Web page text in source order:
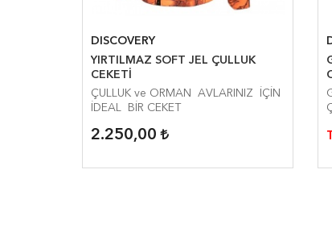
DISCOVERY
YIRTILMAZ SOFT JEL ÇULLUK
CEKETİ
ÇULLUK ve ORMAN AVLARINIZ İÇİN
İDEAL BİR CEKET
2.250,00